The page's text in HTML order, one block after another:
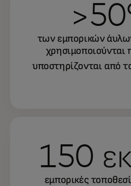
των εμπορικών
χρησιμοποιούνται
υποστηρίζονται από
150
εμπορικές